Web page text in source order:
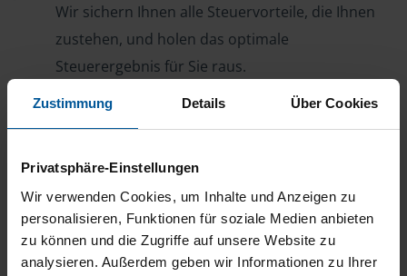
Zustimmung Details Über Cookies
Privatsphäre-Einstellungen
Wir verwenden Cookies, um Inhalte und Anzeigen zu
personalisieren, Funktionen für soziale Medien anbieten
zu können und die Zugriffe auf unsere Website zu
analysieren. Außerdem geben wir Informationen zu Ihrer
Wir sichern Ihnen alle Steuervorteile, die Ihnen
zustehen, und holen das optimale
Steuerergebnis für Sie raus.
Persönliche Beratung
Bei Fragen zur Steuer ist Ihre VLH-Beratungsstelle
Fairer Beitrag
Sie zahlen für alle unsere Leistungen nur einen
jährlichen Mitgliedsbeitrag, der sich nach Ihren
Jahreseinnahmen richtet.